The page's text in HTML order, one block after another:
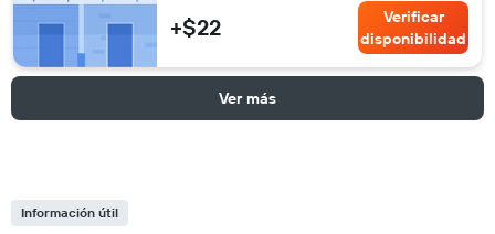
+$22
Verificar
disponibilidad
Ver más
Información útil